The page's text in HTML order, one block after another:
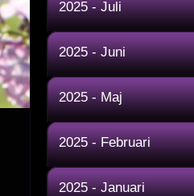
2025 - Juli
2025 - Juni
2025 - Maj
2025 - Februari
2025 - Januari